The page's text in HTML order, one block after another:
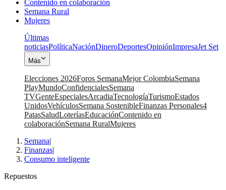
Contenido en colaboración
Semana Rural
Mujeres
Últimas
noticiasPolíticaNaciónDineroDeportesOpiniónImpresaJet Set
Más
Elecciones 2026Foros SemanaMejor ColombiaSemana
PlayMundoConfidencialesSemana
TVGenteEspecialesArcadiaTecnologíaTurismoEstados
UnidosVehículosSemana SostenibleFinanzas Personales4
PatasSaludLoteríasEducaciónContenido en
colaboraciónSemana RuralMujeres
Semana|
Finanzas|
Consumo inteligente
Repuestos